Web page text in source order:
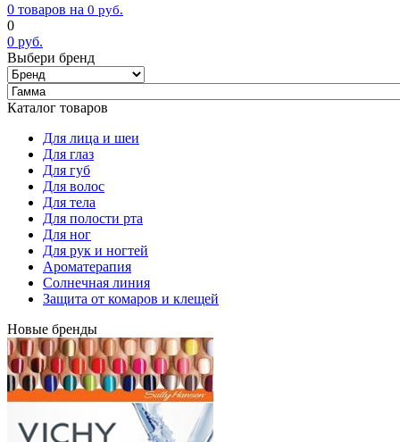
0 товаров на 0 руб.
0
0 руб.
Выбери бренд
Каталог товаров
Для лица и шеи
Для глаз
Для губ
Для волос
Для тела
Для полости рта
Для ног
Для рук и ногтей
Ароматерапия
Солнечная линия
Защита от комаров и клещей
Новые бренды